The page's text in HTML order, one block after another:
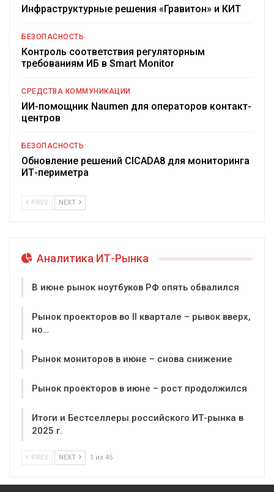
Инфраструктурные решения «Гравитон» и КИТ
БЕЗОПАСНОСТЬ
Контроль соответствия регуляторным
требованиям ИБ в Smart Monitor
СРЕДСТВА КОММУНИКАЦИИ
ИИ-помощник Naumen для операторов контакт-
центров
БЕЗОПАСНОСТЬ
Обновление решений CICADA8 для мониторинга
ИТ-периметра
PREV NEXT
Аналитика ИТ-Рынка
В июне рынок ноутбуков РФ опять обвалился
Рынок проекторов во II квартале – рывок вверх,
но…
Рынок мониторов в июне – снова снижение
Рынок проекторов в июне – рост продолжился
Итоги и Бестселлеры российского ИТ-рынка в
2025 г.
PREV NEXT 1 из 45